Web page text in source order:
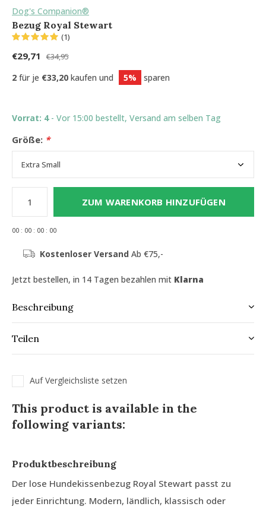
Dog's Companion®
Bezug Royal Stewart
(1)
€29,71 €34,95
2 für je €33,20 kaufen und 5% sparen
Vorrat: 4 - Vor 15:00 bestellt, Versand am selben Tag
Größe: *
ZUM WARENKORB HINZUFÜGEN
00 : 00 : 00 : 00
Kostenloser Versand Ab €75,-
Jetzt bestellen, in 14 Tagen bezahlen mit Klarna
Beschreibung
Teilen
Auf Vergleichsliste setzen
This product is available in the
following variants:
Produktbeschreibung
Der lose Hundekissenbezug Royal Stewart passt zu
jeder Einrichtung. Modern, ländlich, klassisch oder